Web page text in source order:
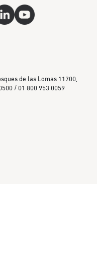
de las Lomas 11700,
/ 01 800 953 0059